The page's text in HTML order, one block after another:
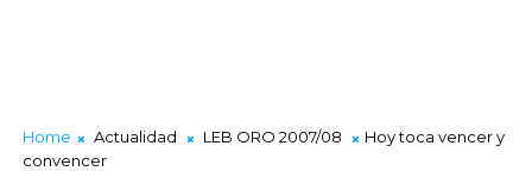
Home Actualidad LEB ORO 2007/08
Hoy toca vencer y
convencer